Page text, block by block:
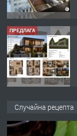
ПРЕДЛАГА
Случайна рецепта